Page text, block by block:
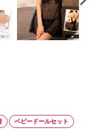
ベビードールセット